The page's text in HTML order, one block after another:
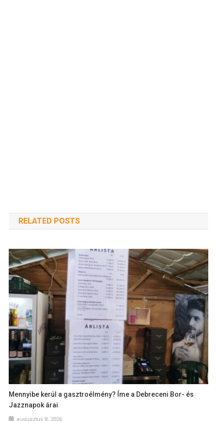
RELATED POSTS
Mennyibe kerül a gasztroélmény? Íme a Debreceni Bor- és
Jazznapok árai
augusztus 8, 2026